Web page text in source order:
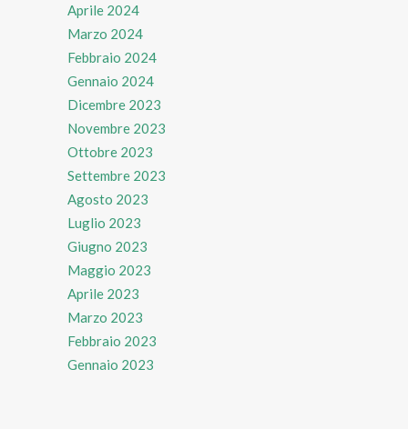
Aprile 2024
Marzo 2024
Febbraio 2024
Gennaio 2024
Dicembre 2023
Novembre 2023
Ottobre 2023
Settembre 2023
Agosto 2023
Luglio 2023
Giugno 2023
Maggio 2023
Aprile 2023
Marzo 2023
Febbraio 2023
Gennaio 2023